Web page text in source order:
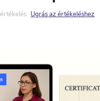
Ugrás az értékeléshez